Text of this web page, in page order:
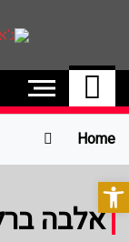
פתח סרגל נגישות
אתר גאמפ
כדורסל
הטובות
בכדורסל ,
Home
אלבה